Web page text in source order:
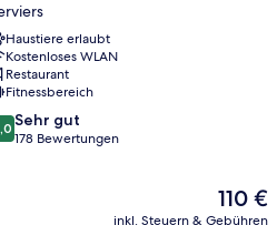
Haustiere erlaubt
Kostenloses WLAN
Restaurant
Fitnessbereich
Sehr gut
178 Bewertungen
Der
Preis
110 €
inkl. Steuern & Gebühren